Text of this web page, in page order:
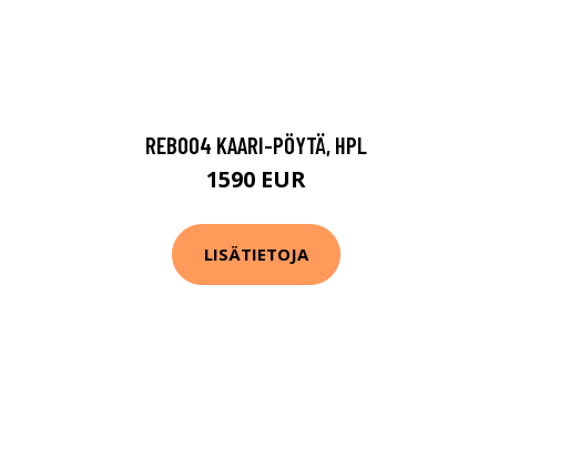
REB004 KAARI-PÖYTÄ, HPL
1590 EUR
LISÄTIETOJA